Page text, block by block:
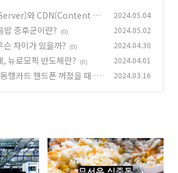
와 CDN(Content Di
(0)
2024.05.04
밥 증후군이란? (0) 2024.05.02
슨 차이가 있을까? (0) 2024.04.30
, 뉴로모픽 반도체란? (0) 2024.04.01
행카드 핸드폰 꺼졌을 때 사
2024.03.16